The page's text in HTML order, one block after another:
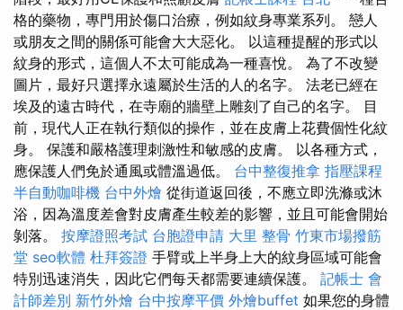
格的藥物，專門用於傷口治療，例如紋身專業系列。 戀人
或朋友之間的關係可能會大大惡化。 以這種提醒的形式以
紋身的形式，這個人不太可能成為一種喜悅。 為了不改變
圖片，最好只選擇永遠屬於生活的人的名字。 法老已經在
埃及的遠古時代，在寺廟的牆壁上雕刻了自己的名字。 目
前，現代人正在執行類似的操作，並在皮膚上花費個性化紋
身。 保護和嚴格護理刺激性和敏感的皮膚。 以各種方式，
應保護人們免於通風或體溫過低。 台中整復推拿 指壓課程
半自動咖啡機 台中外燴 從街道返回後，不應立即洗滌或沐
浴，因為溫度差會對皮膚產生較差的影響，並且可能會開始
剝落。 按摩證照考試 台胞證申請 大里 整骨 竹東市場撥筋
堂 seo軟體 杜拜簽證 手臂或上半身上大的紋身區域可能會
特別迅速消失，因此它們每天都需要連續保護。 記帳士 會
計師差別 新竹外燴 台中按摩平價 外燴buffet 如果您的身體